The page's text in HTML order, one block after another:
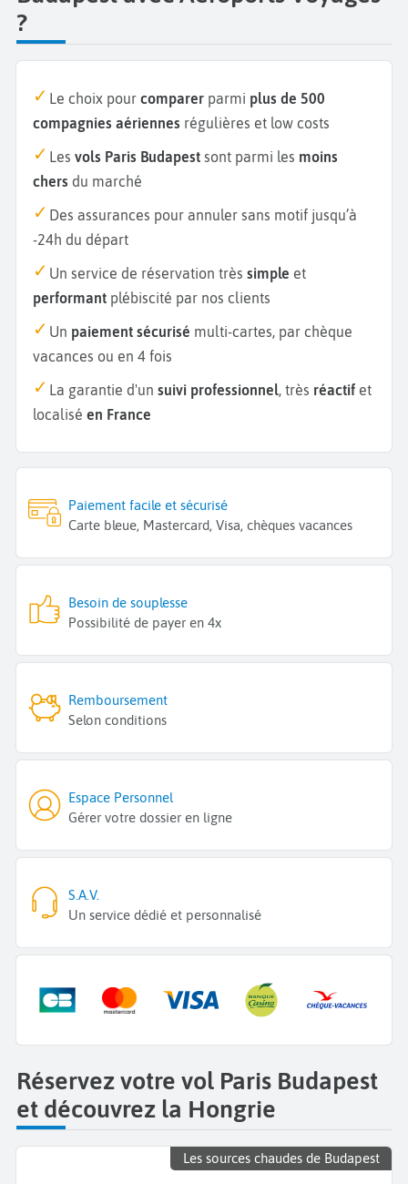
?
Le choix pour comparer parmi plus de 500
compagnies aériennes régulières et low costs
Les vols Paris Budapest sont parmi les moins
chers du marché
Des assurances pour annuler sans motif jusqu’à
-24h du départ
Un service de réservation très simple et
performant plébiscité par nos clients
Un paiement sécurisé multi-cartes, par chèque
vacances ou en 4 fois
La garantie d'un suivi professionnel, très réactif et
localisé en France
Paiement facile et sécurisé
Carte bleue, Mastercard, Visa, chèques vacances
Besoin de souplesse
Possibilité de payer en 4x
Remboursement
Selon conditions
Espace Personnel
Gérer votre dossier en ligne
S.A.V.
Un service dédié et personnalisé
Réservez votre vol Paris Budapest
et découvrez la Hongrie
Les sources chaudes de Budapest